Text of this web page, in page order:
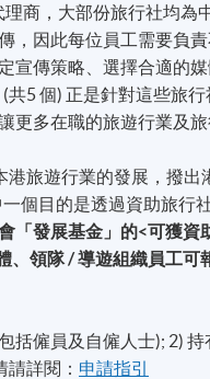
商，大部份旅行社均
，因此每位員工需要負
宣傳策略、選擇合適的
共5 個) 正是針對這些旅
更多在職的旅遊行業及旅
旅遊行業的發展，撥
個目的是透過資助旅行
「發展基金」的<可獲資
、領隊 / 導遊組織員工
括僱員及自僱人士); 2)
詳閱： 申請指引